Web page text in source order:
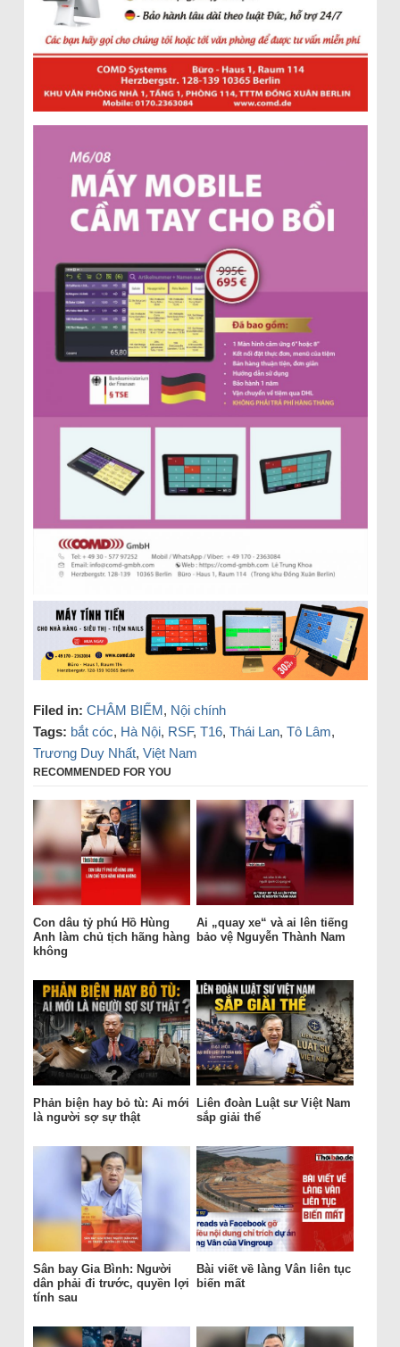
Filed in: CHÂM BIẾM, Nội chính
Tags: bắt cóc, Hà Nội, RSF, T16, Thái Lan, Tô Lâm,
Trương Duy Nhất, Việt Nam
RECOMMENDED FOR YOU
Con dâu tỷ phú Hồ Hùng
Anh làm chủ tịch hãng hàng
không
Ai „quay xe“ và ai lên tiếng
bảo vệ Nguyễn Thành Nam
Phản biện hay bỏ tù: Ai mới
là người sợ sự thật
Liên đoàn Luật sư Việt Nam
sắp giải thể
Sân bay Gia Bình: Người
dân phải đi trước, quyền lợi
tính sau
Bài viết về làng Vân liên tục
biến mất